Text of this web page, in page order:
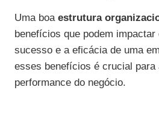
Uma boa estrutura
benefícios que podem impactar
sucesso e a eficácia de uma
esses benefícios é crucial para
performance do negócio.